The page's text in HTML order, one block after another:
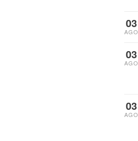
03
AGO
03
AGO
03
AGO